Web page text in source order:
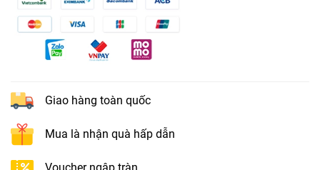
Giao hàng toàn quốc
Mua là nhận quà hấp dẫn